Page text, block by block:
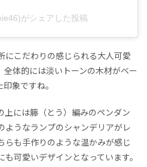
がシェアした投稿
にこだわりの感じられる大人可愛
体的には淡いトーンの木材がベー
象ですね。
上には籐（とう）編みのペンダン
ようなランプのシャンデリアがレ
らも手作りのような温かみが感じ
可愛いデザインとなっています。